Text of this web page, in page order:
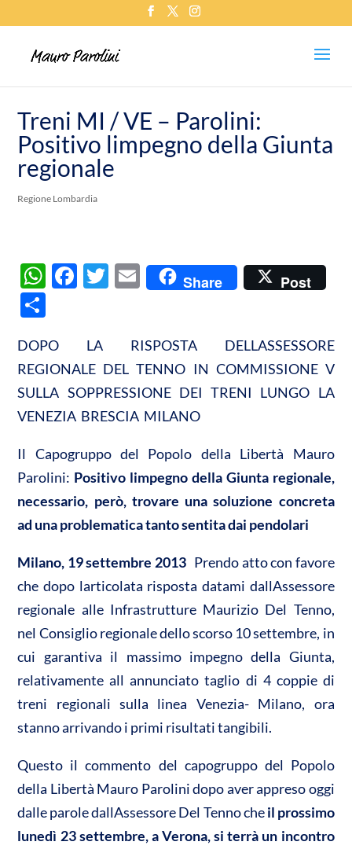
Treni MI / VE – Parolini:
Positivo limpegno della Giunta
regionale
Regione Lombardia
W
s
A
p
p
F
b
o
o
k
T
er
E
Share Post
n
di
vi
di
DOPO LA RISPOSTA DELLASSESSORE
REGIONALE DEL TENNO IN COMMISSIONE V
SULLA SOPPRESSIONE DEI TRENI LUNGO LA
VENEZIA  BRESCIA  MILANO
Il Capogruppo del Popolo della Libertà Mauro
Parolini:  Positivo limpegno della Giunta regionale,
necessario, però, trovare una soluzione concreta
ad una problematica tanto sentita dai pendolari
Milano, 19 settembre 2013 Prendo atto con favore
che dopo larticolata risposta datami dallAssessore
regionale alle Infrastrutture Maurizio Del Tenno,
nel Consiglio regionale dello scorso 10 settembre, in
cui garantiva il massimo impegno della Giunta,
relativamente all annunciato taglio di 4 coppie di
treni regionali sulla linea Venezia- Milano, ora
stanno arrivando i primi risultati tangibili.
Questo il commento del capogruppo del Popolo
della Libertà Mauro Parolini dopo aver appreso oggi
dalle parole dallAssessore Del Tenno cheil prossimo
lunedì 23 settembre, a Verona, si terrà un incontro